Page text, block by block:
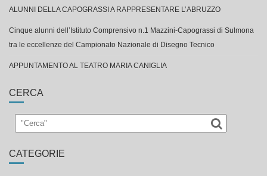
ALUNNI DELLA CAPOGRASSI A RAPPRESENTARE L’ABRUZZO
Cinque alunni dell’Istituto Comprensivo n.1 Mazzini-Capograssi di Sulmona
tra le eccellenze del Campionato Nazionale di Disegno Tecnico
APPUNTAMENTO AL TEATRO MARIA CANIGLIA
CERCA
CATEGORIE